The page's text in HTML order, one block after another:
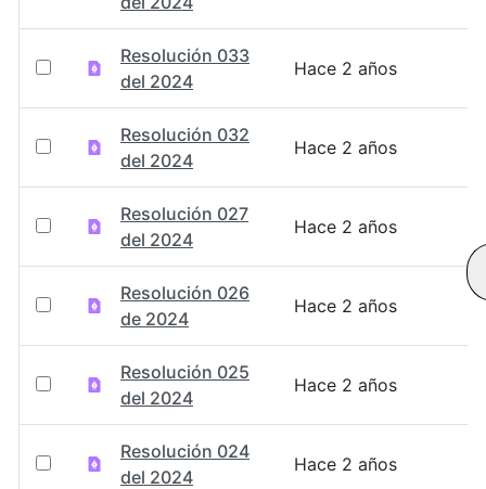
Resolución 033
del 2024
Hace 2 años
Resolución 032
del 2024
Hace 2 años
Resolución 027
del 2024
Hace 2 años
Resolución 026
de 2024
Hace 2 años
Resolución 025
del 2024
Hace 2 años
Resolución 024
del 2024
Hace 2 años